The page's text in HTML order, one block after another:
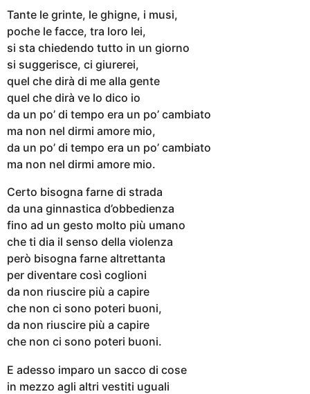
Tante le grinte, le ghigne, i musi,
poche le facce, tra loro lei,
si sta chiedendo tutto in un giorno
si suggerisce, ci giurerei,
quel che dirà di me alla gente
quel che dirà ve lo dico io
da un po’ di tempo era un po’ cambiato
ma non nel dirmi amore mio,
da un po’ di tempo era un po’ cambiato
ma non nel dirmi amore mio.
Certo bisogna farne di strada
da una ginnastica d’obbedienza
fino ad un gesto molto più umano
che ti dia il senso della violenza
però bisogna farne altrettanta
per diventare così coglioni
da non riuscire più a capire
che non ci sono poteri buoni,
da non riuscire più a capire
che non ci sono poteri buoni.
E adesso imparo un sacco di cose
in mezzo agli altri vestiti uguali